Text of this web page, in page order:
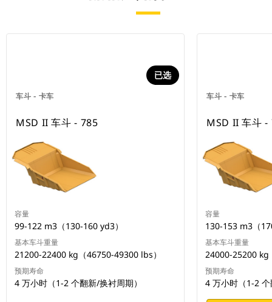
车斗 - 卡车
已选
MSD II 车斗 - 785
容量
99-122 m3（130-160 yd3）
基本车斗重量
21200-22400 kg（46750-49300 lbs）
预期寿命
4 万小时（1-2 个翻新/换衬周期）
车斗 - 卡车
MSD II 车斗 -
容量
130-153 m3（
基本车斗重量
24000-25200
预期寿命
4 万小时（1-2